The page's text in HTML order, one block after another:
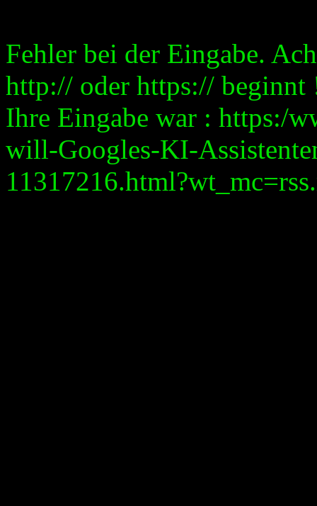
Fehler bei der Eingabe.
http:// oder https:// beginnt
Ihre Eingabe war : https:/
will-Googles-KI-